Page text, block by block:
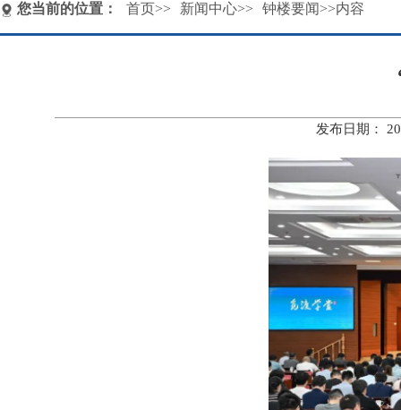
您当前的位置： 首页>> 新闻中心>> 钟楼要闻>>内容
发布日期：